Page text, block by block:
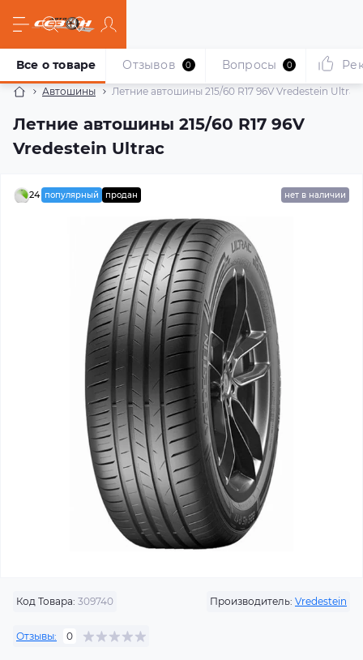
Автошины Летние автошины 215/60 R17 96V Vredestein Ultrac
Летние автошины 215/60 R17 96V
Vredestein Ultrac
Все о товаре Отзывов 0 Вопросы 0
24 популярный продан нет в наличии
Код Товара: 309740 Производитель: Vredestein
Отзывы: 0